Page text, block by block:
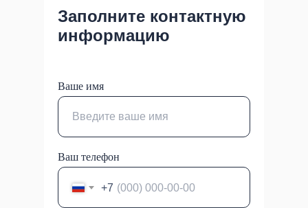
Ваше имя
Ваш телефон
+7
Заполните контактную
информацию